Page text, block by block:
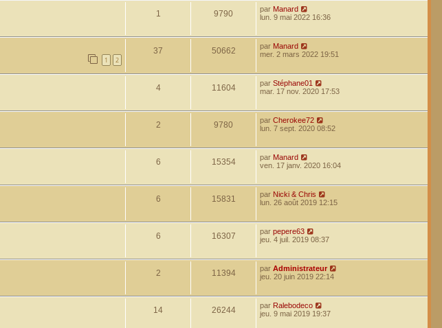
1 9790 par Manard
lun. 9 mai 2022 16:36
1 2
37 50662 par Manard
mer. 2 mars 2022 19:51
4 11604 par Stéphane01
mar. 17 nov. 2020 17:53
2 9780 par Cherokee72
lun. 7 sept. 2020 08:52
6 15354 par Manard
ven. 17 janv. 2020 16:04
6 15831 par Nicki & Chris
lun. 26 août 2019 12:15
6 16307 par pepere63
jeu. 4 juil. 2019 08:37
2 11394 par Administrateur
jeu. 20 juin 2019 22:14
14 26244 par Ralebodeco
jeu. 9 mai 2019 19:37